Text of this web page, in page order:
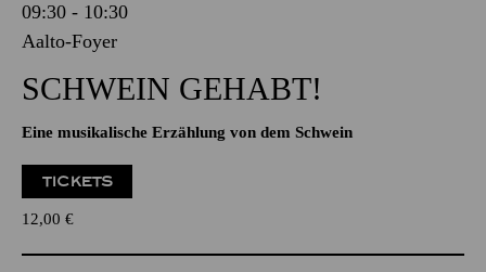
09:30 - 10:30
Aalto-Foyer
SCHWEIN GEHABT!
Eine musikalische Erzählung von dem Schwein
TICKETS
12,00 €